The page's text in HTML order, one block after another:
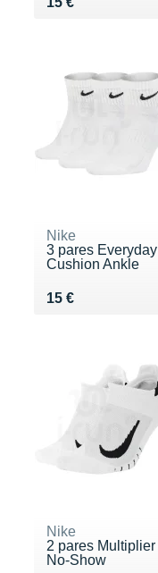
Nike
3 pares Everyday
Cushion Ankle
15 €
Vendu 15 €
Nike
2 pares Multiplier
No-Show